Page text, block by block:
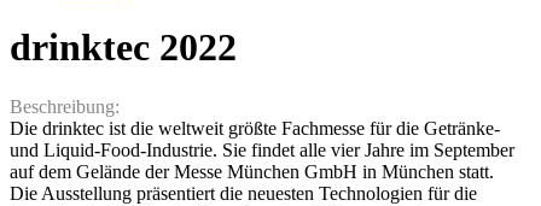
drinktec 2022
Beschreibung:
Die drinktec ist die weltweit größte Fachmesse für die Getränke-
und Liquid-Food-Industrie. Sie findet alle vier Jahre im September
auf dem Gelände der Messe München GmbH in München statt.
Die Ausstellung präsentiert die neuesten Technologien für die